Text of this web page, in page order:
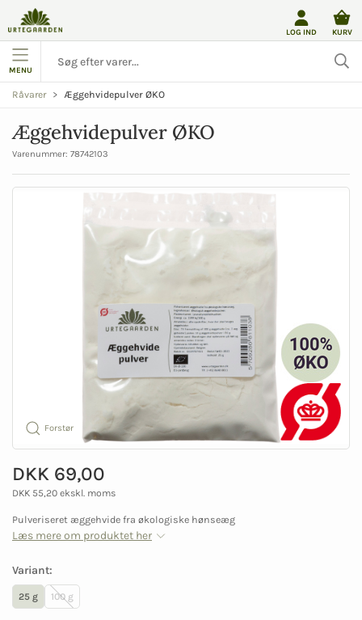
LOG IND KURV
MENU
Råvarer Æggehvidepulver ØKO
Æggehvidepulver ØKO
Varenummer: 78742103
Forstør
DKK 69,00
DKK 55,20 ekskl. moms
Pulveriseret æggehvide fra økologiske hønseæg
Læs mere om produktet her
Variant:
25 g 100 g